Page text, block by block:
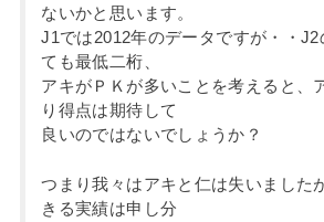
ないかと思います。
J1では2012年のデータですが・・J2
ても最低二桁、
アキがＰＫが多いことを考えると、
り得点は期待して
良いのではないでしょうか？
つまり我々はアキと仁は失いました
きる実績は申し分